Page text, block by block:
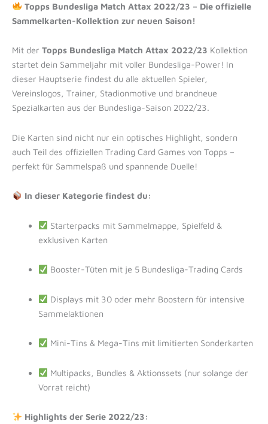
Topps Bundesliga Match Attax 2022/23 – Die offizielle
Sammelkarten-Kollektion zur neuen Saison!
Mit der Topps Bundesliga Match Attax 2022/23 Kollektion
startet dein Sammeljahr mit voller Bundesliga-Power! In
dieser Hauptserie findest du alle aktuellen Spieler,
Vereinslogos, Trainer, Stadionmotive und brandneue
Spezialkarten aus der Bundesliga-Saison 2022/23.
Die Karten sind nicht nur ein optisches Highlight, sondern
auch Teil des offiziellen Trading Card Games von Topps –
perfekt für Sammelspaß und spannende Duelle!
In dieser Kategorie findest du:
Starterpacks mit Sammelmappe, Spielfeld &
exklusiven Karten
Booster-Tüten mit je 5 Bundesliga-Trading Cards
Displays mit 30 oder mehr Boostern für intensive
Sammelaktionen
Mini-Tins & Mega-Tins mit limitierten Sonderkarten
Multipacks, Bundles & Aktionssets (nur solange der
Vorrat reicht)
Highlights der Serie 2022/23: